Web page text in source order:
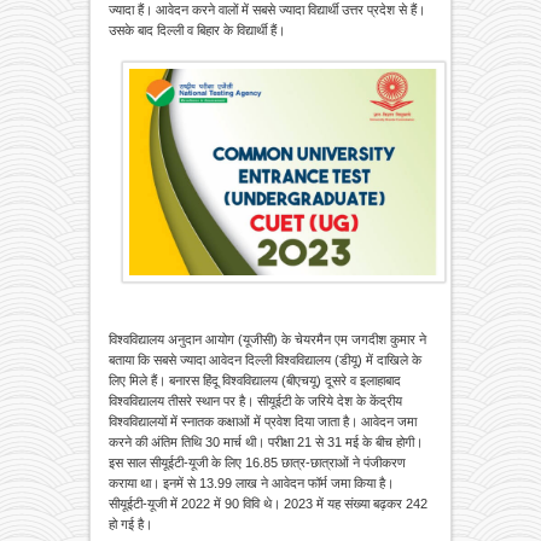
ज्यादा हैं। आवेदन करने वालों में सबसे ज्यादा विद्यार्थी उत्तर प्रदेश से हैं।
उसके बाद दिल्ली व बिहार के विद्यार्थी हैं।
विश्वविद्यालय अनुदान आयोग (यूजीसी) के चेयरमैन एम जगदीश कुमार ने
बताया कि सबसे ज्यादा आवेदन दिल्ली विश्वविद्यालय (डीयू) में दाखिले के
लिए मिले हैं। बनारस हिंदू विश्वविद्यालय (बीएचयू) दूसरे व इलाहाबाद
विश्वविद्यालय तीसरे स्थान पर है। सीयूईटी के जरिये देश के केंद्रीय
विश्वविद्यालयों में स्नातक कक्षाओं में प्रवेश दिया जाता है। आवेदन जमा
करने की अंतिम तिथि 30 मार्च थी। परीक्षा 21 से 31 मई के बीच होगी।
इस साल सीयूईटी-यूजी के लिए 16.85 छात्र-छात्राओं ने पंजीकरण
कराया था। इनमें से 13.99 लाख ने आवेदन फॉर्म जमा किया है।
सीयूईटी-यूजी में 2022 में 90 विवि थे। 2023 में यह संख्या बढ़कर 242
हो गई है।